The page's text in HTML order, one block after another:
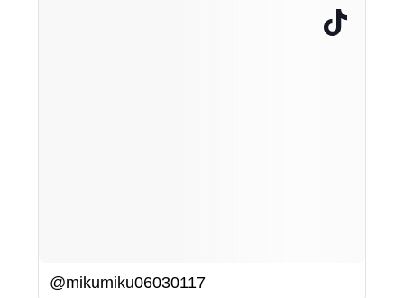
@mikumiku06030117